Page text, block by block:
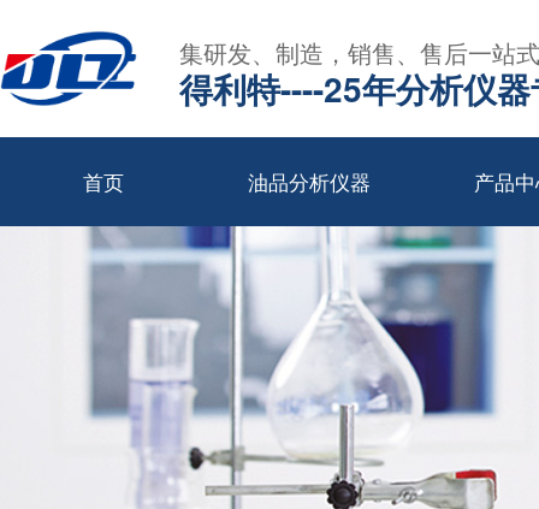
集研发、制造，销售、售后一站
得利特----25年分析仪
首页 油品分析仪器 产品